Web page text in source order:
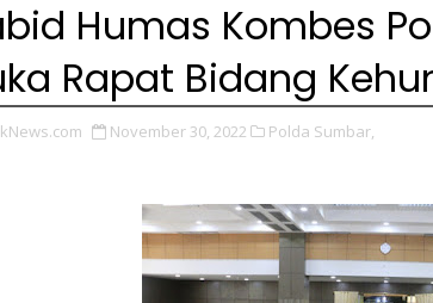
Humas Kombes
Rapat Bidang
November 30, 2022 Polda Sumbar,